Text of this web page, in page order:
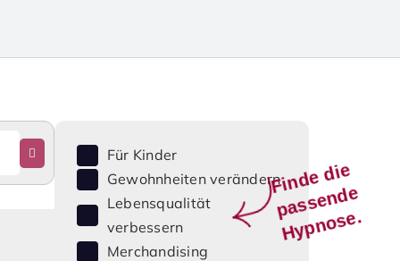
Fi
n
d
e
di
e
p
a
s
s
e
n
d
e
H
y
p
n
o
s
e.
Für Kinder
Gewohnheiten verändern
Lebensqualität
verbessern
Merchandising